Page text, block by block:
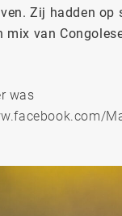
Zij hadden op
mix van
was